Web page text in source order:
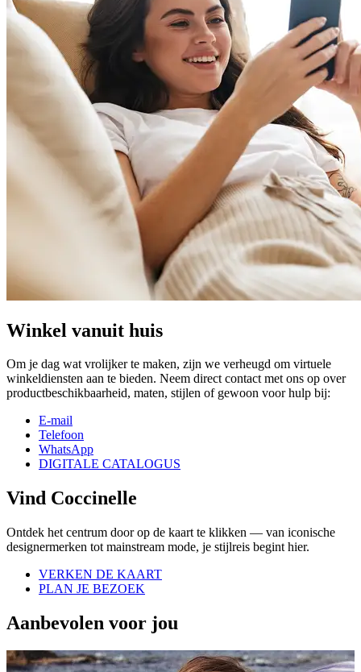
Winkel vanuit huis
Om je dag wat vrolijker te maken, zijn we verheugd om virtuele
winkeldiensten aan te bieden. Neem direct contact met ons op over
productbeschikbaarheid, maten, stijlen of gewoon voor hulp bij:
E-mail
Telefoon
WhatsApp
DIGITALE CATALOGUS
Vind Coccinelle
Ontdek het centrum door op de kaart te klikken — van iconische
designermerken tot mainstream mode, je stijlreis begint hier.
VERKEN DE KAART
PLAN JE BEZOEK
Aanbevolen voor jou